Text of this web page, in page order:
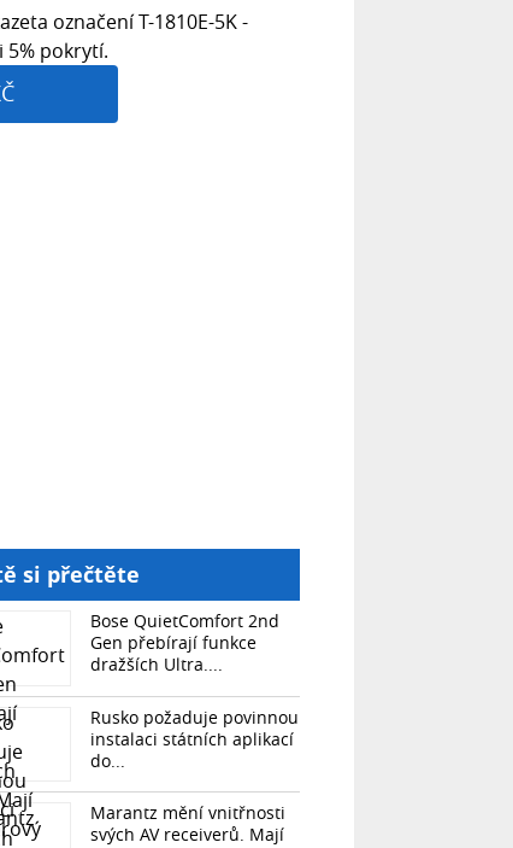
označení T-1810E-5K -
5% pokrytí.
si přečtěte
Bose QuietComfort 2nd
Gen přebírají funkce
dražších Ultra....
Rusko požaduje povinnou
instalaci státních aplikací
do...
Marantz mění vnitřnosti
svých AV receiverů. Mají